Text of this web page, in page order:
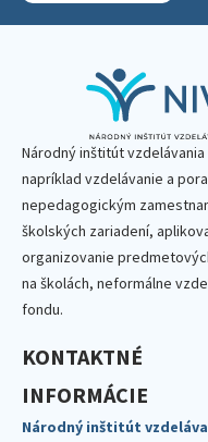
Národný inštitút
napríklad vzdelávanie a
nepedagogickým
školských zariadení,
organizovanie
na školách, neformálne
fondu.
KONTAKTNÉ
INFORMÁCIE
Národný inštitút